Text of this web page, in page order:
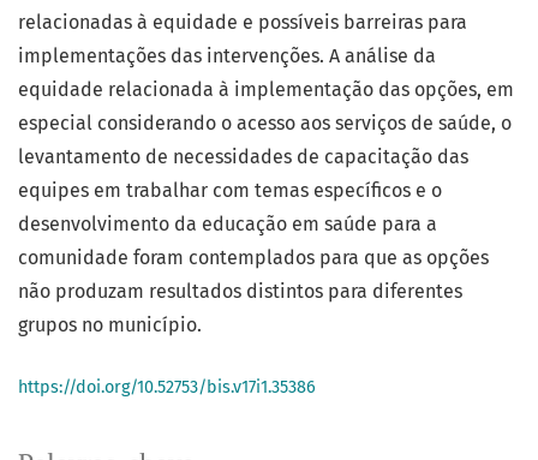
relacionadas à equidade e possíveis barreiras para
implementações das intervenções. A análise da
equidade relacionada à implementação das opções, em
especial considerando o acesso aos serviços de saúde, o
levantamento de necessidades de capacitação das
equipes em trabalhar com temas específicos e o
desenvolvimento da educação em saúde para a
comunidade foram contemplados para que as opções
não produzam resultados distintos para diferentes
grupos no município.
https://doi.org/10.52753/bis.v17i1.35386